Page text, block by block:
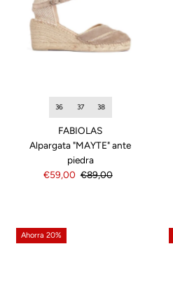
36 37 38
FABIOLAS
Alpargata "MAYTE" ante
piedra
Precio
€59,00 Precio
€89,00
Ahorra 20%